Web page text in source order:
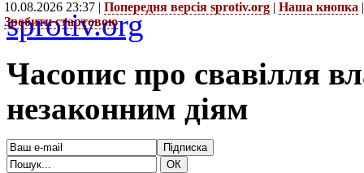
10.08.2026 23:37 | Попередня версія sprotiv.org | Наша кнопка
Зробити стартовою
sprotiv.org
Часопис про свавілля
незаконним діям